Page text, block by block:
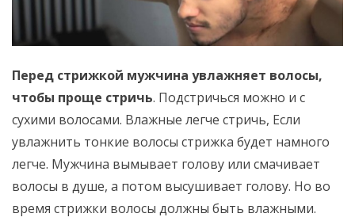
Перед стрижкой мужчина увлажняет волосы,
чтобы проще стричь. Подстричься можно и с
сухими волосами. Влажные легче стричь, Если
увлажнить тонкие волосы стрижка будет намного
легче. Мужчина вымывает голову или смачивает
волосы в душе, а потом высушивает голову. Но во
время стрижки волосы должны быть влажными.